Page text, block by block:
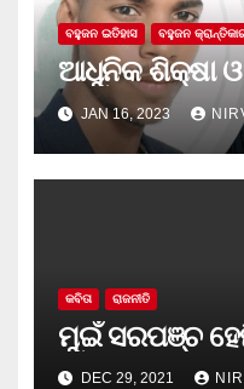
ବହୁଜନ ଇତିହାସ ବହୁଜନ
ଆଧୁନିକ ଶିକ୍ଷା ଓ
JAN 16, 2023
କବିତା ରାଜନୀତି
ମୁଇଁ ସରପଞ୍ଚ
DEC 29, 2021